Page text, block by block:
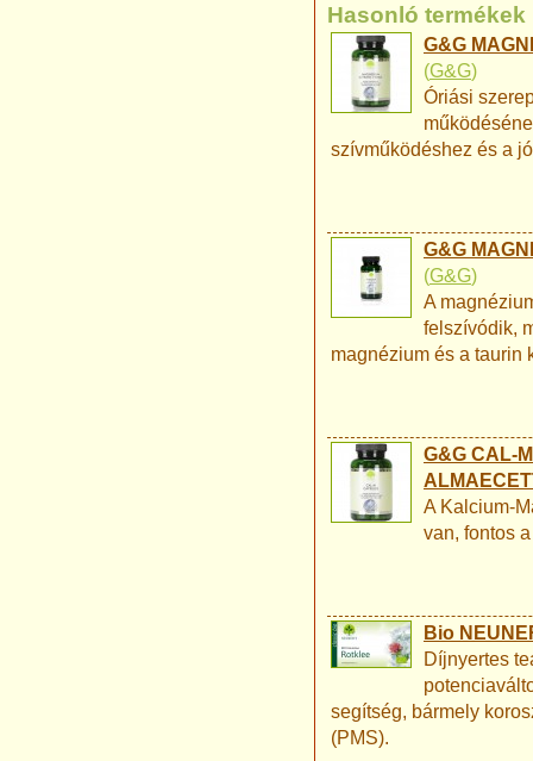
Hasonló termékek
G&G
(G&G)
Óriási
szívműködéshez és a
G&G
(G&G)
A
felszívódik,
magnézium és a taurin
G&G CAL-
A Kalcium-
van, fontos
Bio
Díjnyertes
segítség, bármely
(PMS).